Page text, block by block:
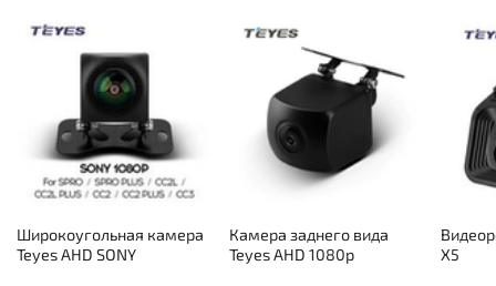
Широкоугольная камера
Teyes AHD SONY
Камера заднего вида
Teyes AHD 1080p
X5